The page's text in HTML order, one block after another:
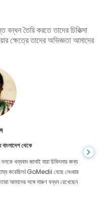
তৈরি করতে তাদের চিকিত্সা
ক্ষেত্রে তাদের অভিজ্ঞতা আমাদের
থেকে
জানাই যারা চিকিৎসার জন্য
করেছিল। GoMedii বেছে নেওয়ার
আমাদের সঙ্গে দারুণ বন্ধন রেখেছেন